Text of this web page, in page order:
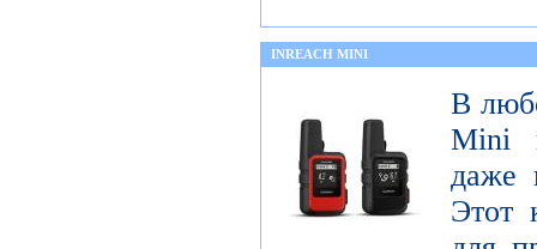
INREACH MINI
В
Mini
даже
Этот